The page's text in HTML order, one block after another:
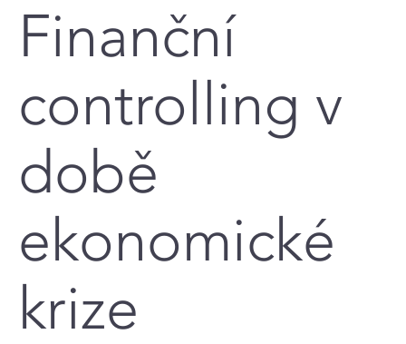
Finanční
controlling v
době
ekonomické
krize